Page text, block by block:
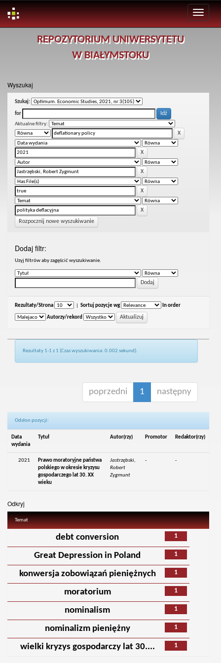
REPOZYTORIUM UNIWERSYTETU
W BIAŁYMSTOKU
Wyszukaj
Szukaj:
for
Aktualne filtry:
Rozpocznij nowe wyszukiwanie
Dodaj filtr:
Uzyj filtrów aby zagęścić wyszukiwanie.
Rezultaty/Strona Sortuj pozycje wg In order
Autorzy/rekord
Rezultaty 1-1 z 1 (Czas wyszukiwania: 0.002 sekund).
poprzedni 1 następny
Odsłon pozycji:
Data
wydania
Tytuł Autor(rzy) Promotor Redaktor(rzy)
2021
Prawo moratoryjne państwa
polskiego w okresie kryzysu
gospodarczego lat 30. XX
wieku
Jastrzębski,
Robert
Zygmunt
- -
Odkryj
Temat
1
debt conversion
1
Great Depression in Poland
1
konwersja zobowiązań pieniężnych
1
moratorium
1
nominalism
1
nominalizm pieniężny
1
wielki kryzys gospodarczy lat 30....